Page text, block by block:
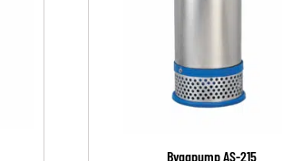
Byggpump AS-215